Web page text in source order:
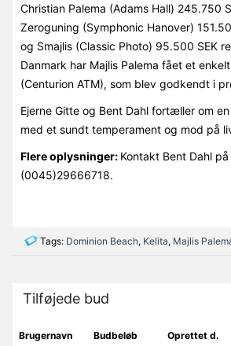
Christian Palema (Adams Hall) 245.750
Zeroguning (Symphonic Hanover)
og Smajlis (Classic Photo) 95.500 SEK
Danmark har Majlis Palema fået et
(Centurion ATM), som blev godkendt i
Ejerne Gitte og Bent Dahl fortæller om
med et sundt temperament og mod på
Flere oplysninger: Kontakt Bent Dahl
(0045)29666718.
Tags: Dominion Beach, Kelita, Majlis
Tilføjede bud
Brugernavn Budbeløb Oprettet d.